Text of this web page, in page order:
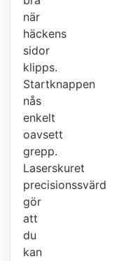
när
häckens
sidor
klipps.
Startknappen
nås
enkelt
oavsett
grepp.
Laserskuret
precisionssvärd
gör
att
du
kan